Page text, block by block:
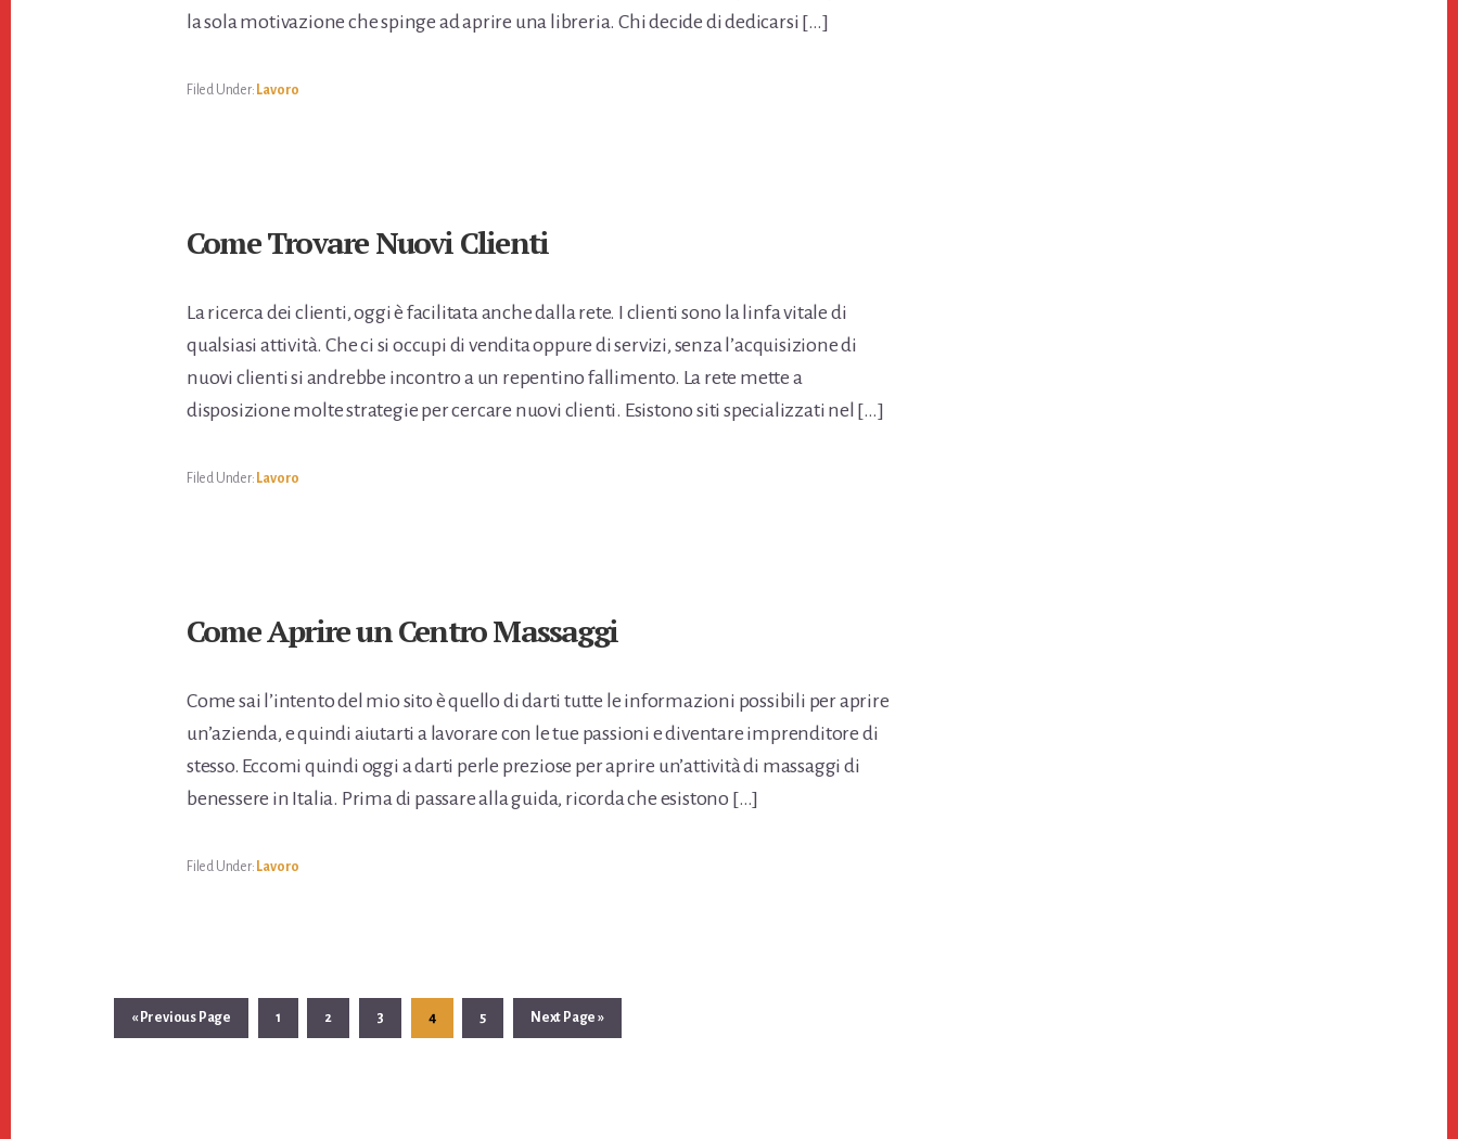
la sola motivazione che spinge ad aprire una libreria. Chi decide di dedicarsi […]
Filed Under: Lavoro
Come Trovare Nuovi Clienti
La ricerca dei clienti, oggi è facilitata anche dalla rete. I clienti sono la linfa vitale di
qualsiasi attività. Che ci si occupi di vendita oppure di servizi, senza l’acquisizione di
nuovi clienti si andrebbe incontro a un repentino fallimento. La rete mette a
disposizione molte strategie per cercare nuovi clienti. Esistono siti specializzati nel […]
Filed Under: Lavoro
Come Aprire un Centro Massaggi
Come sai l’intento del mio sito è quello di darti tutte le informazioni possibili per aprire
un’azienda, e quindi aiutarti a lavorare con le tue passioni e diventare imprenditore di
stesso. Eccomi quindi oggi a darti perle preziose per aprire un’attività di massaggi di
benessere in Italia. Prima di passare alla guida, ricorda che esistono […]
Filed Under: Lavoro
« Go
to
Previous Page Page
1 Page
2 Page
3 Page
4 Page
5
Go
to
Next Page »